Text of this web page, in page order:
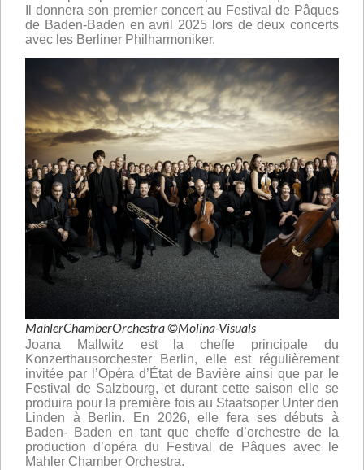
Il donnera son premier concert au Festival de Pâques
de Baden-Baden en avril 2025 lors de deux concerts
avec les Berliner Philharmoniker.
MahlerChamberOrchestra ©Molina-Visuals
Joana Mallwitz est la cheffe principale du
Konzerthausorchester Berlin, elle est régulièrement
invitée par l’Opéra d’État de Bavière ainsi que par le
Festival de Salzbourg, et durant cette saison elle se
produira pour la première fois au Staatsoper Unter den
Linden à Berlin. En 2026, elle fera ses débuts à
Baden- Baden en tant que cheffe d’orchestre de la
production d’opéra du Festival de Pâques avec le
Mahler Chamber Orchestra.